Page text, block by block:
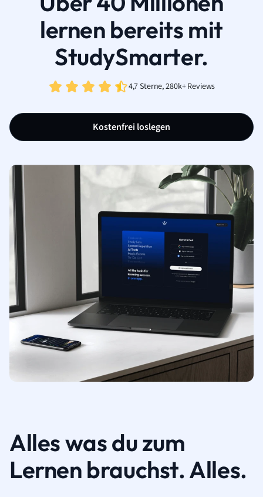
lernen bereits mit
StudySmarter.
4,7 Sterne, 280k+ Reviews
Kostenfrei loslegen
Alles was du zum
Lernen brauchst. Alles.